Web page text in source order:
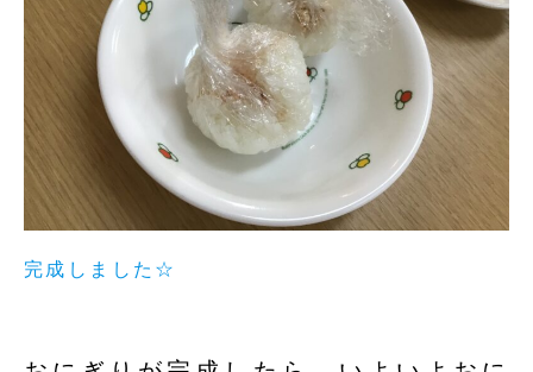
完成しました☆